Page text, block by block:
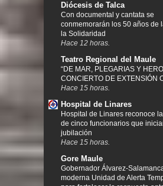
Diócesis de Talca
Con documental y cantata se
conmemorarán los 50 años de
la Solidaridad
Hace 12 horas.
Teatro Regional del Maule
“DE MAR, PLEGARIAS Y
CONCIERTO DE EXTENSIÓN
Hace 15 horas.
Hospital de Linares
Hospital de Linares reconoce
de cinco funcionarios que
jubilación
Hace 15 horas.
Gore Maule
Gobernador Álvarez-
moderna Unidad de Alerta